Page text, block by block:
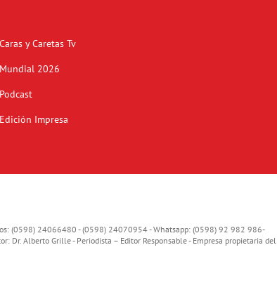
Caras y Caretas Tv
Mundial 2026
Podcast
Edición Impresa
(0598) 24066480 - (0598) 24070954 - Whatsapp: (0598) 92 982 986-
Dr. Alberto Grille - Periodista – Editor Responsable - Empresa propietaria del